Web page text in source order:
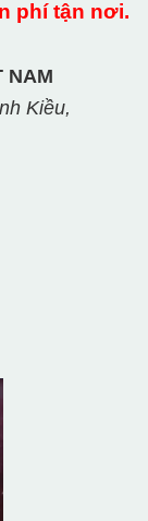
phí tận nơi.
NAM
Kiều,